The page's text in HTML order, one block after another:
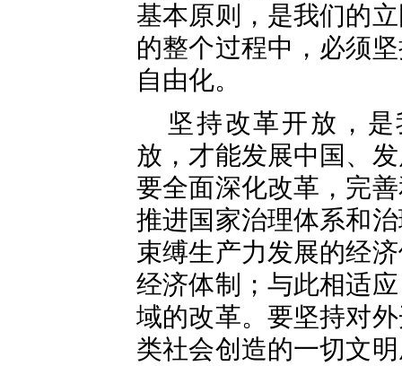
基本原则，是我们的
的整个过程中，必须
自由化。
坚持改革开放，
放，才能发展中国、
要全面深化改革，完
推进国家治理体系和
束缚生产力发展的经
经济体制；与此相适
域的改革。要坚持对
类社会创造的一切文